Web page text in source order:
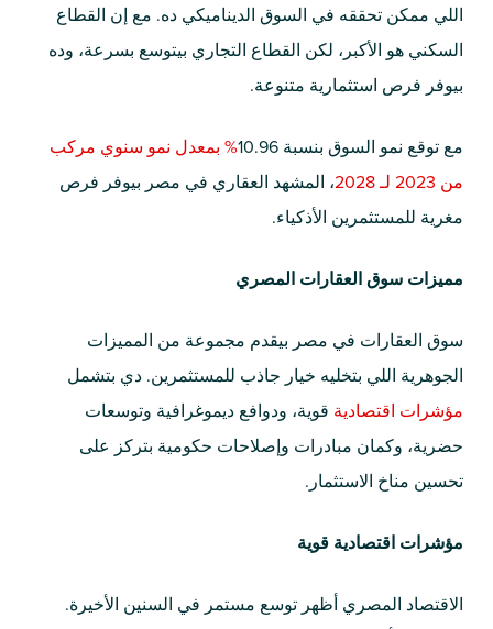
اللي ممكن تحققه في السوق الديناميكي ده. مع إن القطاع
السكني هو الأكبر، لكن القطاع التجاري بيتوسع بسرعة، وده
بيوفر فرص استثمارية متنوعة.
مع توقع نمو السوق بنسبة 10.96
% بمعدل نمو سنوي مركب
من 2023 لـ 2028
، المشهد العقاري في مصر بيوفر فرص
مغرية للمستثمرين الأذكياء.
مميزات سوق العقارات المصري
سوق العقارات في مصر بيقدم مجموعة من المميزات
الجوهرية اللي بتخليه خيار جاذب للمستثمرين. دي بتشمل
مؤشرات اقتصادية قوية، ودوافع ديموغرافية وتوسعات
حضرية، وكمان مبادرات وإصلاحات حكومية بتركز على
تحسين مناخ الاستثمار.
مؤشرات اقتصادية قوية
الاقتصاد المصري أظهر توسع مستمر في السنين الأخيرة.